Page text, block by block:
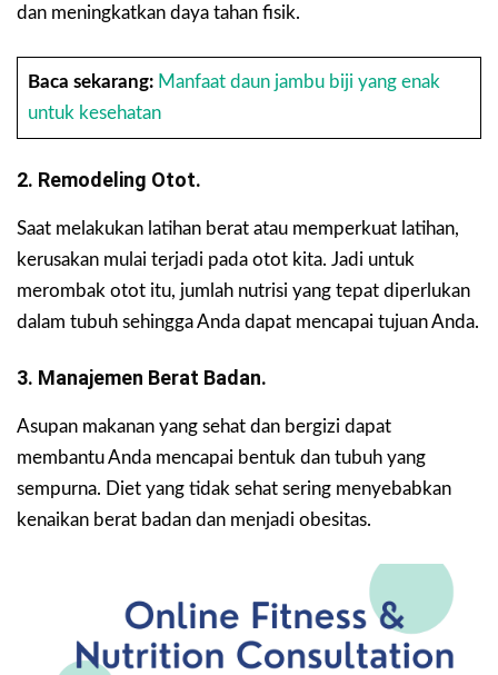
dan meningkatkan daya tahan fisik.
Baca sekarang: Manfaat daun jambu biji yang enak
untuk kesehatan
2. Remodeling Otot.
Saat melakukan latihan berat atau memperkuat latihan,
kerusakan mulai terjadi pada otot kita. Jadi untuk
merombak otot itu, jumlah nutrisi yang tepat diperlukan
dalam tubuh sehingga Anda dapat mencapai tujuan Anda.
3. Manajemen Berat Badan.
Asupan makanan yang sehat dan bergizi dapat
membantu Anda mencapai bentuk dan tubuh yang
sempurna. Diet yang tidak sehat sering menyebabkan
kenaikan berat badan dan menjadi obesitas.